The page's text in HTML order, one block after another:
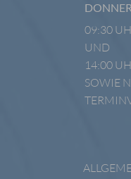
09:30
UND
14:00
SOWIE